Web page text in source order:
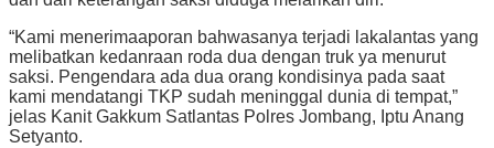
“Kami menerimaaporan bahwasanya terjadi lakalantas yang
melibatkan kedanraan roda dua dengan truk ya menurut
saksi. Pengendara ada dua orang kondisinya pada saat
kami mendatangi TKP sudah meninggal dunia di tempat,”
jelas Kanit Gakkum Satlantas Polres Jombang, Iptu Anang
Setyanto.